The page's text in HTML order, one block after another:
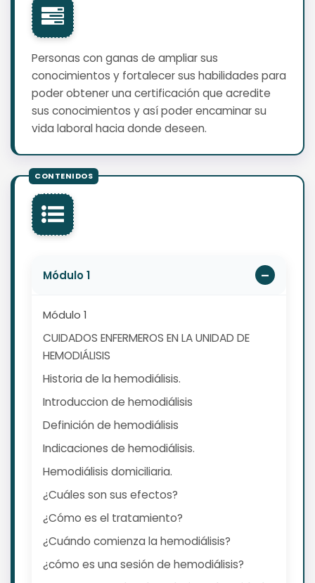
Personas con ganas de ampliar sus
conocimientos y fortalecer sus habilidades para
poder obtener una certificación que acredite
sus conocimientos y así poder encaminar su
vida laboral hacia donde deseen.
Módulo 1
Módulo 1
CUIDADOS ENFERMEROS EN LA UNIDAD DE
HEMODIÁLISIS
Historia de la hemodiálisis.
Introduccion de hemodiálisis
Definición de hemodiálisis
Indicaciones de hemodiálisis.
Hemodiálisis domiciliaria.
¿Cuáles son sus efectos?
¿Cómo es el tratamiento?
¿Cuándo comienza la hemodiálisis?
¿cómo es una sesión de hemodiálisis?